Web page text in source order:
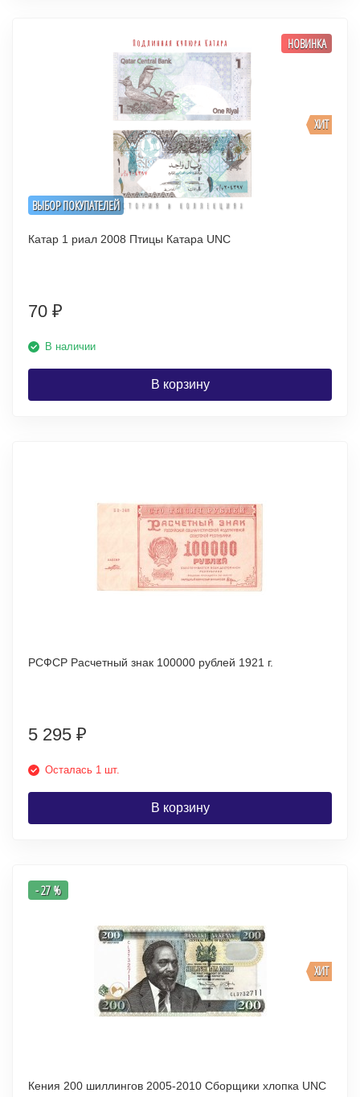
ВЫБОР ПОКУПАТЕЛЕЙ
ХИТ
НОВИНКА
Катар 1 риал 2008 Птицы Катара UNC
70 ₽
В наличии
В корзину
РСФСР Расчетный знак 100000 рублей 1921 г.
5 295 ₽
Осталась 1 шт.
В корзину
ХИТ
- 27 %
Кения 200 шиллингов 2005-2010 Сборщики хлопка UNC